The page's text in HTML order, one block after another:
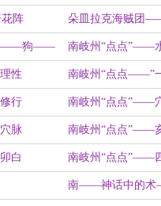
阵 朵皿拉克海贼团
——狗—— 南岐州“点点”——
性 南岐州“点点——”
行 南岐州“点点”——
脉 南岐州“点点”——
白 南岐州“点点”——
南——神话中的术